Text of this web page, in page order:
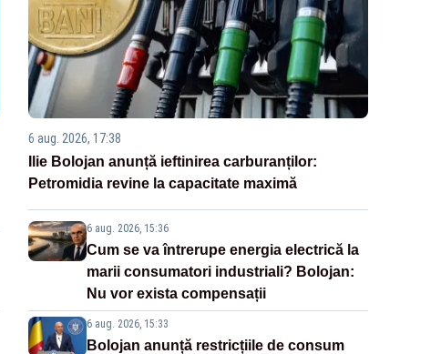
6 aug. 2026, 17:38
Ilie Bolojan anunță ieftinirea carburanților:
Petromidia revine la capacitate maximă
6 aug. 2026, 15:36
Cum se va întrerupe energia electrică la
marii consumatori industriali? Bolojan:
Nu vor exista compensații
6 aug. 2026, 15:33
Bolojan anunță restricțiile de consum